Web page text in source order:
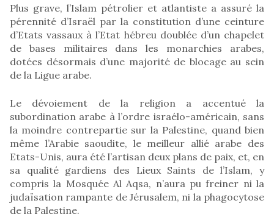
Plus grave, l’Islam pétrolier et atlantiste a assuré la
pérennité d’Israël par la constitution d’une ceinture
d’Etats vassaux à l’Etat hébreu doublée d’un chapelet
de bases militaires dans les monarchies arabes,
dotées désormais d’une majorité de blocage au sein
de la Ligue arabe.
Le dévoiement de la religion a accentué la
subordination arabe à l’ordre israélo-américain, sans
la moindre contrepartie sur la Palestine, quand bien
même l’Arabie saoudite, le meilleur allié arabe des
Etats-Unis, aura été l’artisan deux plans de paix, et, en
sa qualité gardiens des Lieux Saints de l’Islam, y
compris la Mosquée Al Aqsa, n’aura pu freiner ni la
judaïsation rampante de Jérusalem, ni la phagocytose
de la Palestine.